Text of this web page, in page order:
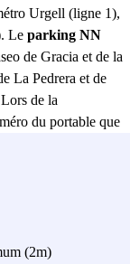
Urgell (ligne 1),
Le parking NN
de Gracia et de la
La Pedrera et de
de la
du portable que
(2m)